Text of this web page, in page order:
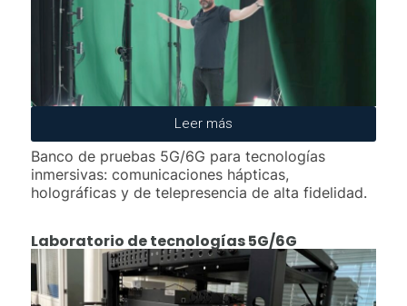
Leer más
Banco de pruebas 5G/6G para tecnologías
inmersivas: comunicaciones hápticas,
holográficas y de telepresencia de alta fidelidad.
Laboratorio de tecnologías 5G/6G